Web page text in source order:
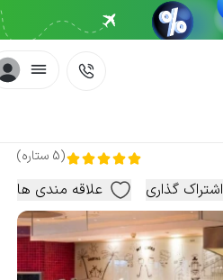
(
5 ستاره)
اشتراک گذاری علاقه مندی ها